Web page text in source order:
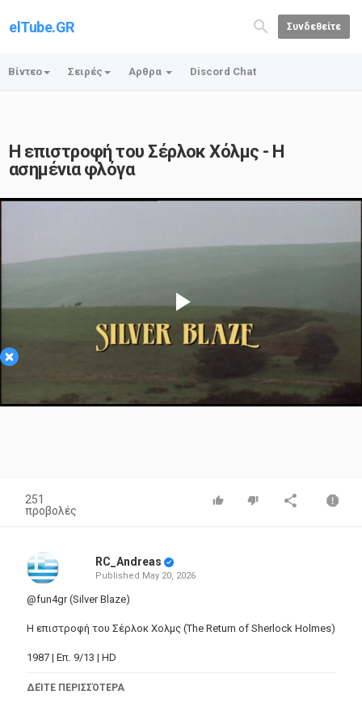
elTube.GR Συνδεθείτε
Βίντεο Σειρές Αρθρα Discord Chat
Η επιστροφή του Σέρλοκ Χόλμς - Η
ασημένια φλόγα
×
Play
Video
251
προβολές
RC_Andreas
Published May 20, 2026
@fun4gr (Silver Blaze)
Η επιστροφή του Σέρλοκ Χολμς (The Return of Sherlock Holmes)
1987 | Επ. 9/13 | HD
Η απαγωγή ενός φημισμένου αλόγου κούρσας, αναγκάζει τον
ΔΕΊΤΕ ΠΕΡΙΣΣΌΤΕΡΑ